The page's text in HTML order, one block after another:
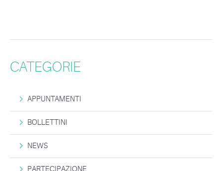
CATEGORIE
APPUNTAMENTI
BOLLETTINI
NEWS
PARTECIPAZIONE